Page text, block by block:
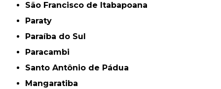
São Francisco de Itabapoana
Paraty
Paraíba do Sul
Paracambi
Santo Antônio de Pádua
Mangaratiba